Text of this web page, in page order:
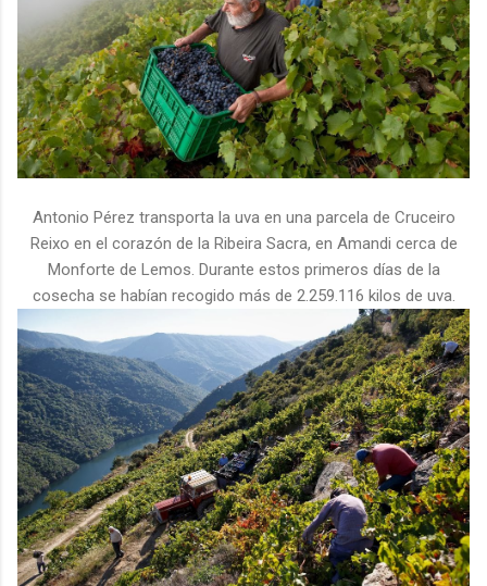
Antonio Pérez transporta la uva en una parcela de Cruceiro
Reixo en el corazón de la Ribeira Sacra, en Amandi cerca de
Monforte de Lemos. Durante estos primeros días de la
cosecha se habían recogido más de 2.259.116 kilos de uva.